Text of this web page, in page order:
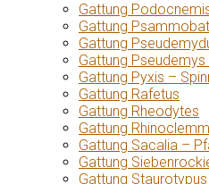
Gattung
Gattung
Gattung
Gattung
Gattung Pyxis –
Gattung Rafetus
Gattung Rheodytes
Gattung
Gattung Sacalia –
Gattung
Gattung